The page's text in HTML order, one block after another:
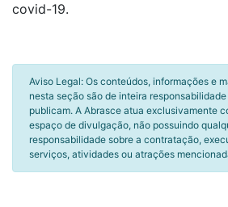
covid-19.
Aviso Legal: Os conteúdos, informações e
nesta seção são de inteira
publicam. A Abrasce atua exclusivamente
espaço de divulgação, não possuindo
responsabilidade sobre a contratação,
serviços, atividades ou atrações